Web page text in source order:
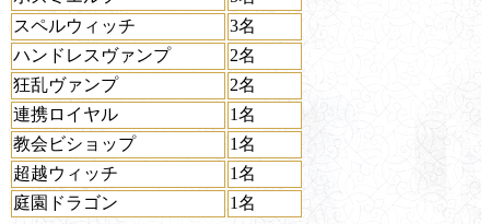
スペルウィッチ
3名
ハンドレスヴァンプ
2名
狂乱ヴァンプ
2名
連携ロイヤル
1名
教会ビショップ
1名
超越ウィッチ
1名
庭園ドラゴン
1名